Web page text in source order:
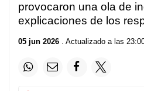
provocaron una ola de
explicaciones de los
05 jun 2026 . Actualizado a las